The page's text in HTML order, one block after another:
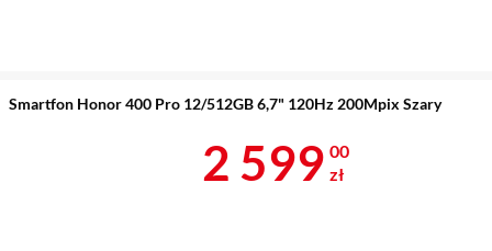
Smartfon Honor 400 Pro 12/512GB 6,7" 120Hz 200Mpix Szary
Cena 2 599 zł
2 599 00
zł